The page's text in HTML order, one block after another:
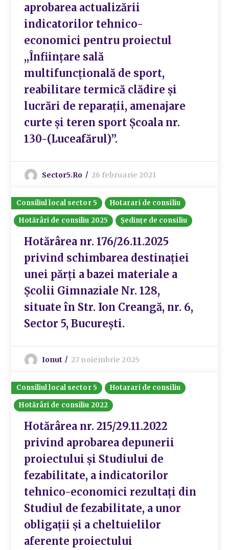
aprobarea actualizării
indicatorilor tehnico-
economici pentru proiectul
,,Înființare sală
multifuncțională de sport,
reabilitare termică clădire și
lucrări de reparații, amenajare
curte și teren sport Școala nr.
130-(Luceafărul)’’.
Sector5.ro 26 februarie 2021
Consiliul local sector 5
Hotarari de consiliu
Hotărâri de consiliu 2025
Ședințe de consiliu
Hotărârea nr. 176/26.11.2025
privind schimbarea destinației
unei părți a bazei materiale a
Școlii Gimnaziale Nr. 128,
situate în Str. Ion Creangă, nr. 6,
Sector 5, București.
Ionut 27 noiembrie 2025
Consiliul local sector 5
Hotarari de consiliu
Hotărâri de consiliu 2022
Hotărârea nr. 215/29.11.2022
privind aprobarea depunerii
proiectului și Studiului de
fezabilitate, a indicatorilor
tehnico-economici rezultați din
Studiul de fezabilitate, a unor
obligații și a cheltuielilor
aferente proiectului